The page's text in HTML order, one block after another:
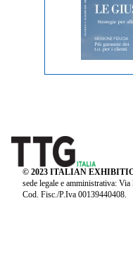
© 2023 ITALIAN
sede legale e amministrativa:
Cod. Fisc./P.Iva 00139440408.